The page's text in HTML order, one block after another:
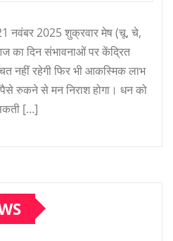
नवंबर 2025 शुक्रवार मेष (चू, चे,
का दिन संभावनाओं पर केंद्रित
नहीं रहेगी फिर भी आकस्मिक लाभ
पैसे रुकने से मन निराश होगा। धन को
[…]